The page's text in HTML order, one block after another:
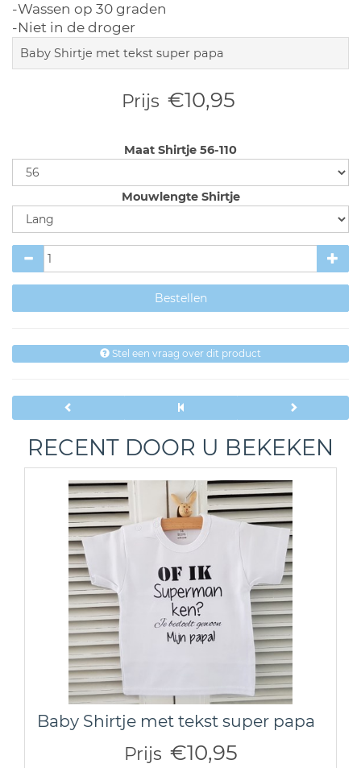
-Wassen op 30 graden
-Niet in de droger
Baby Shirtje met tekst super papa
Prijs €10,95
Maat Shirtje 56-110
Mouwlengte Shirtje
Stel een vraag over dit product
RECENT DOOR U BEKEKEN
Baby Shirtje met tekst super papa
Prijs €10,95